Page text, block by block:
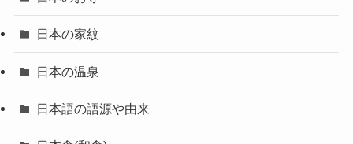
日本の家紋
日本の温泉
日本語の語源や由来